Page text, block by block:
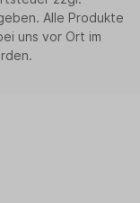
Alle Produkte
uns vor Ort im